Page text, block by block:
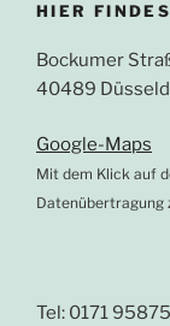
HIER
Bockumer
40489
Google-Maps
Mit dem Klick auf
Datenübertragung
Tel: 0171